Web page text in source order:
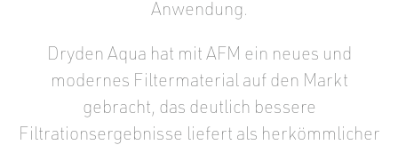
Anwendung.
Dryden Aqua hat mit AFM ein neues und
modernes Filtermaterial auf den Markt
gebracht, das deutlich bessere
Filtrationsergebnisse liefert als herkömmlicher